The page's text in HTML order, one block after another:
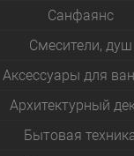
Санфаянс
Смесители, душ
Аксессуары для
Архитектурный
Бытовая